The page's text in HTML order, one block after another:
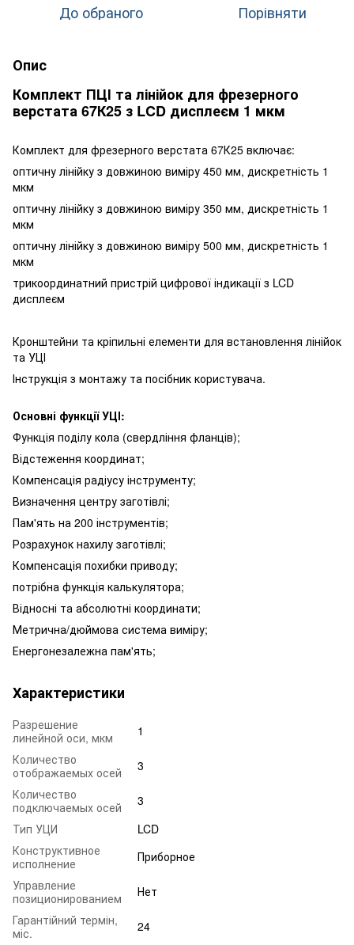
До обраного Порівняти
Опис
Комплект ПЦІ та лінійок для фрезерного
верстата 67К25 з LCD дисплеєм 1 мкм
Комплект для фрезерного верстата 67К25 включає:
оптичну лінійку з довжиною виміру 450 мм, дискретність 1
мкм
оптичну лінійку з довжиною виміру 350 мм, дискретність 1
мкм
оптичну лінійку з довжиною виміру 500 мм, дискретність 1
мкм
трикоординатний пристрій цифрової індикації з LCD
дисплеєм
Кронштейни та кріпильні елементи для встановлення лінійок
та УЦІ
Інструкція з монтажу та посібник користувача.
Основні функції УЦІ:
Функція поділу кола (свердління фланців);
Відстеження координат;
Компенсація радіусу інструменту;
Визначення центру заготівлі;
Пам'ять на 200 інструментів;
Розрахунок нахилу заготівлі;
Компенсація похибки приводу;
потрібна функція калькулятора;
Відносні та абсолютні координати;
Метрична/дюймова система виміру;
Енергонезалежна пам'ять;
Характеристики
Разрешение
линейной оси, мкм
1
Количество
отображаемых осей
3
Количество
подключаемых осей
3
Тип УЦИ
LCD
Конструктивное
исполнение
Приборное
Управление
позиционированием
Нет
Гарантійний термін,
міс.
24